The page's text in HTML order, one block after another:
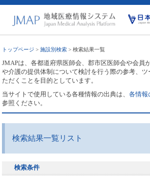
トップページ >施設別検索 > 検索結果一覧
JMAPは、各都道府県医師会、郡市区医師会や会員
や介護の提供体制について検討を行う際の参考、
ただくことを目的としています。
当サイトで使用している各種情報の出典は、各情報
参照ください。
検索結果一覧リスト
検索条件